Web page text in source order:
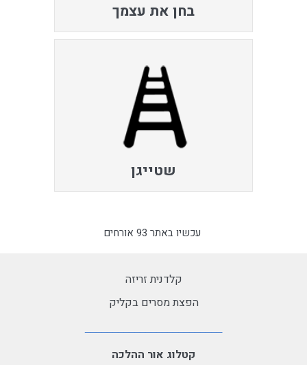
בחן את עצמך
שטייגן
עכשיו באתר 93 אורחים
קלדנית זריזה
הפצת מסרים בקליק
קטלוג אור ההלכה